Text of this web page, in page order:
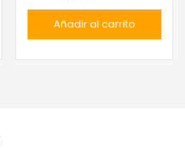
Añadir al carrito